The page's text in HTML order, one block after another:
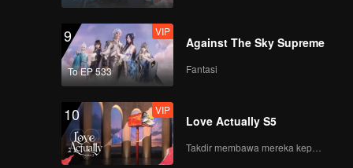
9
To EP 533
VIP
Against The Sky Supreme
Fantasi
10 VIP
Love Actually S5
Takdir membawa mereka kepada cinta yang tulus!